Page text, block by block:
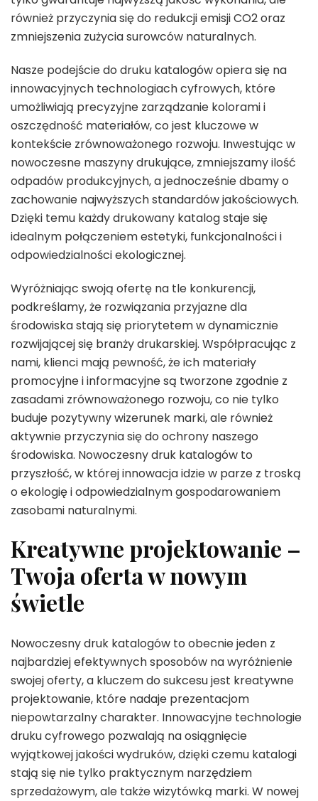
również przyczynia się do redukcji emisji CO2 oraz
zmniejszenia zużycia surowców naturalnych.
Nasze podejście do druku katalogów opiera się na
innowacyjnych technologiach cyfrowych, które
umożliwiają precyzyjne zarządzanie kolorami i
oszczędność materiałów, co jest kluczowe w
kontekście zrównoważonego rozwoju. Inwestując w
nowoczesne maszyny drukujące, zmniejszamy ilość
odpadów produkcyjnych, a jednocześnie dbamy o
zachowanie najwyższych standardów jakościowych.
Dzięki temu każdy drukowany katalog staje się
idealnym połączeniem estetyki, funkcjonalności i
odpowiedzialności ekologicznej.
Wyróżniając swoją ofertę na tle konkurencji,
podkreślamy, że rozwiązania przyjazne dla
środowiska stają się priorytetem w dynamicznie
rozwijającej się branży drukarskiej. Współpracując z
nami, klienci mają pewność, że ich materiały
promocyjne i informacyjne są tworzone zgodnie z
zasadami zrównoważonego rozwoju, co nie tylko
buduje pozytywny wizerunek marki, ale również
aktywnie przyczynia się do ochrony naszego
środowiska. Nowoczesny druk katalogów to
przyszłość, w której innowacja idzie w parze z troską
o ekologię i odpowiedzialnym gospodarowaniem
zasobami naturalnymi.
Kreatywne projektowanie –
Twoja oferta w nowym
świetle
Nowoczesny druk katalogów to obecnie jeden z
najbardziej efektywnych sposobów na wyróżnienie
swojej oferty, a kluczem do sukcesu jest kreatywne
projektowanie, które nadaje prezentacjom
niepowtarzalny charakter. Innowacyjne technologie
druku cyfrowego pozwalają na osiągnięcie
wyjątkowej jakości wydruków, dzięki czemu katalogi
stają się nie tylko praktycznym narzędziem
sprzedażowym, ale także wizytówką marki. W nowej